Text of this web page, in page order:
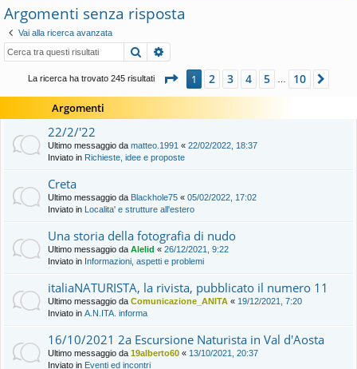
Argomenti senza risposta
Vai alla ricerca avanzata
Cerca
La ricerca ha trovato 245 risultati Pagina di 10
1 2 3 4 5 10
Argomenti
22/2/'22
Ultimo messaggio da matteo.1991 « 22/02/2022, 18:37
Inviato in Richieste, idee e proposte
Creta
Ultimo messaggio da Blackhole75 « 05/02/2022, 17:02
Inviato in Localita' e strutture all'estero
Una storia della fotografia di nudo
Ultimo messaggio da Alelid « 26/12/2021, 9:22
Inviato in Informazioni, aspetti e problemi
italiaNATURISTA, la rivista, pubblicato il numero 11
Ultimo messaggio da Comunicazione_ANITA « 19/12/2021, 7:20
Inviato in A.N.ITA. informa
16/10/2021 2a Escursione Naturista in Val d'Aosta
Ultimo messaggio da 19alberto60 « 13/10/2021, 20:37
Inviato in Eventi ed incontri